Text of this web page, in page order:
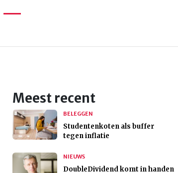
Meest recent
BELEGGEN
Studentenkoten als buffer
tegen inflatie
NIEUWS
DoubleDividend komt in handen